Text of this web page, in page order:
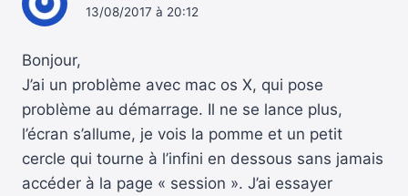
13/08/2017 à 20:12
Bonjour,
J’ai un problème avec mac os X, qui pose
problème au démarrage. Il ne se lance plus,
l’écran s’allume, je vois la pomme et un petit
cercle qui tourne à l’infini en dessous sans jamais
accéder à la page « session ». J’ai essayer